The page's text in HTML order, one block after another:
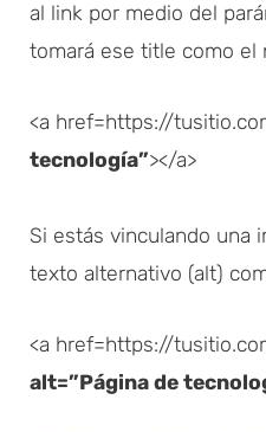
al link por medio del
tomará ese title como el
<a href=https://
tecnología”></a>
Si estás vinculando una
texto alternativo (alt)
<a href=https://
alt=”Página de